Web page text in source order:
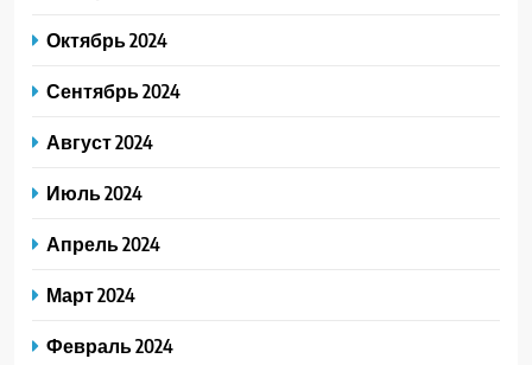
Октябрь 2024
Сентябрь 2024
Август 2024
Июль 2024
Апрель 2024
Март 2024
Февраль 2024